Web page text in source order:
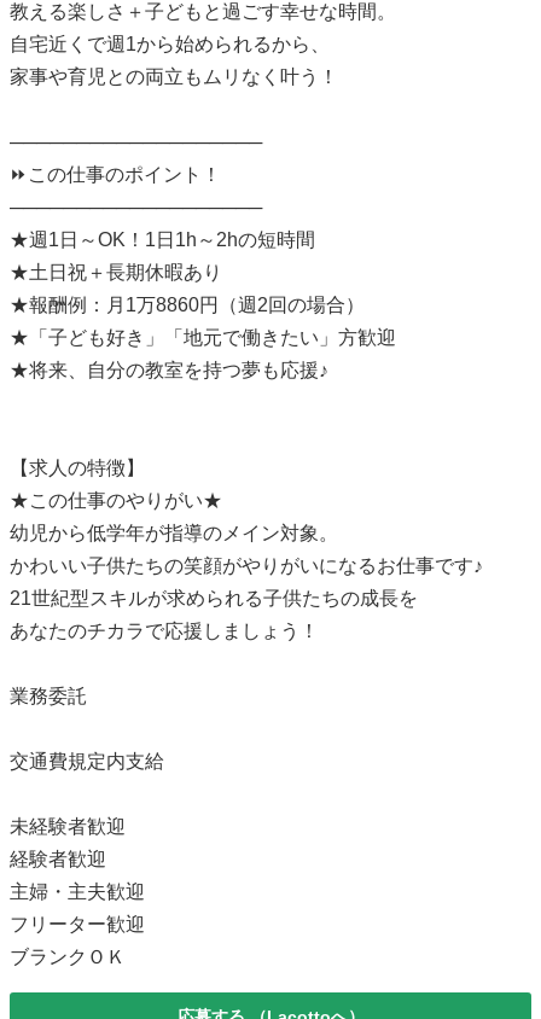
教える楽しさ＋子どもと過ごす幸せな時間。
自宅近くで週1から始められるから、
家事や育児との両立もムリなく叶う！
───────────────────
⏩この仕事のポイント！
───────────────────
★週1日～OK！1日1h～2hの短時間
★土日祝＋長期休暇あり
★報酬例：月1万8860円（週2回の場合）
★「子ども好き」「地元で働きたい」方歓迎
★将来、自分の教室を持つ夢も応援♪
【求人の特徴】
★この仕事のやりがい★
幼児から低学年が指導のメイン対象。
かわいい子供たちの笑顔がやりがいになるお仕事です♪
21世紀型スキルが求められる子供たちの成長を
あなたのチカラで応援しましょう！
業務委託
交通費規定内支給
未経験者歓迎
経験者歓迎
主婦・主夫歓迎
フリーター歓迎
ブランクＯＫ